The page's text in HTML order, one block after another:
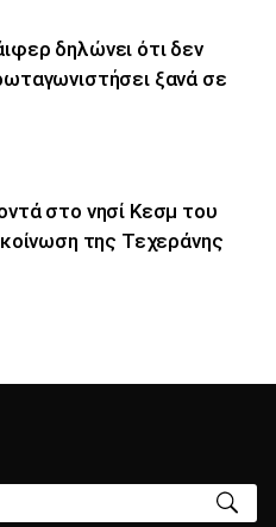
δηλώνει ότι δεν
ξανά σε
στο νησί Κεσμ του
της Τεχεράνης